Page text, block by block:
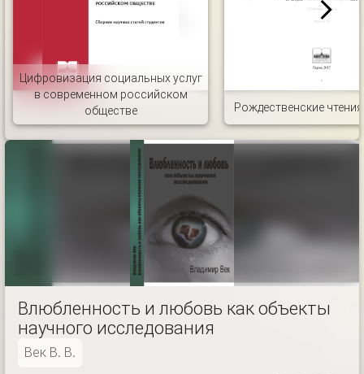
Цифровизация социальных услуг
в современном российском
обществе
Рождественские
Влюбленность и любовь как объекты
научного исследования
Век В. В.